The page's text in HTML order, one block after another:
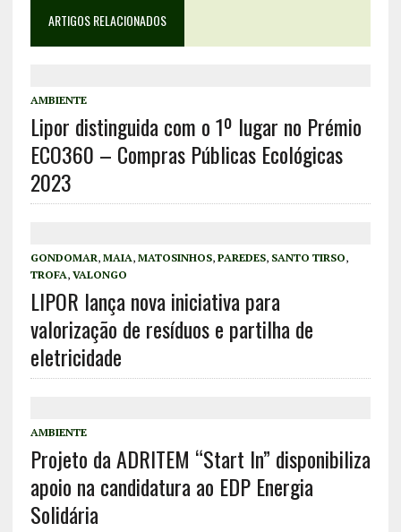
ARTIGOS RELACIONADOS
AMBIENTE
Lipor distinguida com o 1º lugar no Prémio
ECO360 – Compras Públicas Ecológicas
2023
GONDOMAR, MAIA, MATOSINHOS, PAREDES, SANTO TIRSO,
TROFA, VALONGO
LIPOR lança nova iniciativa para
valorização de resíduos e partilha de
eletricidade
AMBIENTE
Projeto da ADRITEM “Start In” disponibiliza
apoio na candidatura ao EDP Energia
Solidária